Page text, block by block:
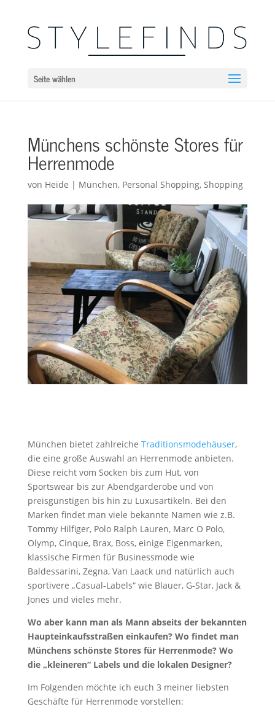
Seite wählen
Münchens schönste Stores für
Herrenmode
von Heide | München, Personal Shopping, Shopping
München bietet zahlreiche Traditionsmodehäuser,
die eine große Auswahl an Herrenmode anbieten.
Diese reicht vom Socken bis zum Hut, von
Sportswear bis zur Abendgarderobe und von
preisgünstigen bis hin zu Luxusartikeln. Bei den
Marken findet man viele bekannte Namen wie z.B.
Tommy Hilfiger, Polo Ralph Lauren, Marc O Polo,
Olymp, Cinque, Brax, Boss, einige Eigenmarken,
klassische Firmen für Businessmode wie
Baldessarini, Zegna, Van Laack und natürlich auch
sportivere „Casual-Labels“ wie Blauer, G-Star, Jack &
Jones und vieles mehr.
Wo aber kann man als Mann abseits der bekannten
Haupteinkaufsstraßen einkaufen? Wo findet man
Münchens schönste Stores für Herrenmode? Wo
die „kleineren“ Labels und die lokalen Designer?
Im Folgenden möchte ich euch 3 meiner liebsten
Geschäfte für Herrenmode vorstellen: